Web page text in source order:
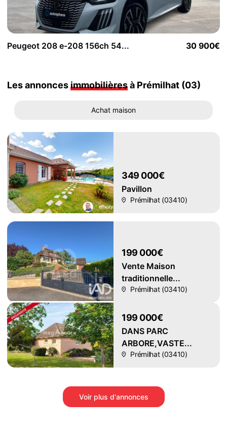
Peugeot 208 e-208 156ch 54... 30 900€
Les annoncesimmobilièresà Prémilhat (03)
Achat maison
349 000€
Pavillon
Prémilhat (03410)
199 000€
Vente Maison
traditionnelle...
Prémilhat (03410)
199 000€
DANS PARC
ARBORE,VASTE...
Prémilhat (03410)
Voir plus d'annonces